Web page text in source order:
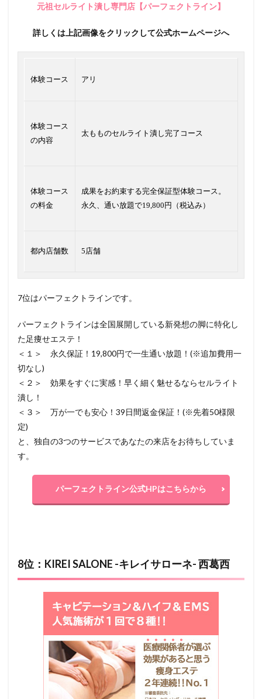
元祖セルライト潰し専門店【パーフェクトライン】
詳しくは上記画像をクリックして公式ホームページへ
体験コース アリ
体験コース
の内容
太もものセルライト潰し完了コース
体験コース
の料金
成果をお約束する完全保証型体験コース。
永久、通い放題で19,800円（税込み）
都内店舗数 5店舗
7位はパーフェクトラインです。
パーフェクトラインは全国展開している新発想の脚に特化し
た足痩せエステ！
＜１＞ 永久保証！19,800円で一生通い放題！(※追加費用一
切なし)
＜２＞ 効果をすぐに実感！早く細く魅せるならセルライト
潰し！
＜３＞ 万が一でも安心！39日間返金保証！(※先着50様限
定)
と、独自の3つのサービスであなたの来店をお待ちしていま
す。
パーフェクトライン公式HPはこちらから
8位：KIREI SALONE -キレイサローネ- 西葛西